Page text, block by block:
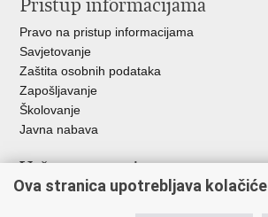
Pristup informacijama
Pravo na pristup informacijama
Savjetovanje
Zaštita osobnih podataka
Zapošljavanje
Školovanje
Javna nabava
Važne poveznice
Ministarstvo unutarnjih poslova
Ova stranica upotrebljava kolačiće